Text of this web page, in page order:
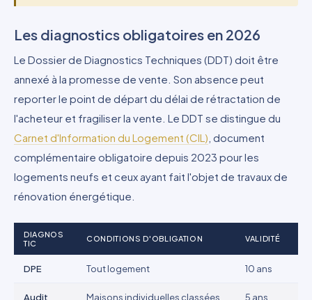
Les diagnostics obligatoires en 2026
Le Dossier de Diagnostics Techniques (DDT) doit être
annexé à la promesse de vente. Son absence peut
reporter le point de départ du délai de rétractation de
l'acheteur et fragiliser la vente. Le DDT se distingue du
Carnet d'Information du Logement (CIL) , document
complémentaire obligatoire depuis 2023 pour les
logements neufs et ceux ayant fait l'objet de travaux de
rénovation énergétique.
DIAGNOS
TIC
CONDITIONS D'OBLIGATION VALIDITÉ
DPE Tout logement 10 ans
Audit
Maisons individuelles classées
5 ans